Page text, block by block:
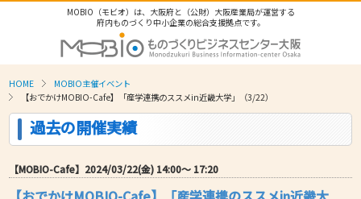
MOBIO（モビオ）は、大阪府と（公財）大阪産業局が運営する
府内ものづくり中小企業の総合支援拠点です。
HOME
MOBIO主催イベント
【おでかけMOBIO-Cafe】「産学連携のススメin近畿大学」（3/22）
過去の開催実績
【MOBIO-Cafe】2024/03/22(金) 14:00〜 17:20